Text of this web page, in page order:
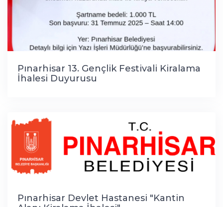
Pınarhisar 13. Gençlik Festivali Kiralama
İhalesi Duyurusu
Pınarhisar Devlet Hastanesi "Kantin